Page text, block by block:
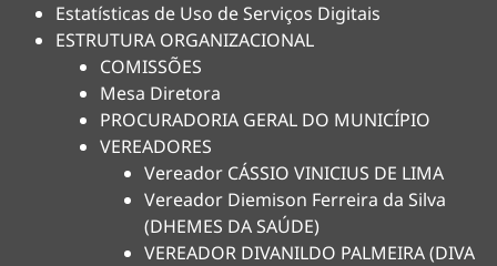
Estatísticas de Uso de Serviços Digitais
ESTRUTURA ORGANIZACIONAL
COMISSÕES
Mesa Diretora
PROCURADORIA GERAL DO MUNICÍPIO
VEREADORES
Vereador CÁSSIO VINICIUS DE LIMA
Vereador Diemison Ferreira da Silva
(DHEMES DA SAÚDE)
VEREADOR DIVANILDO PALMEIRA (DIVA